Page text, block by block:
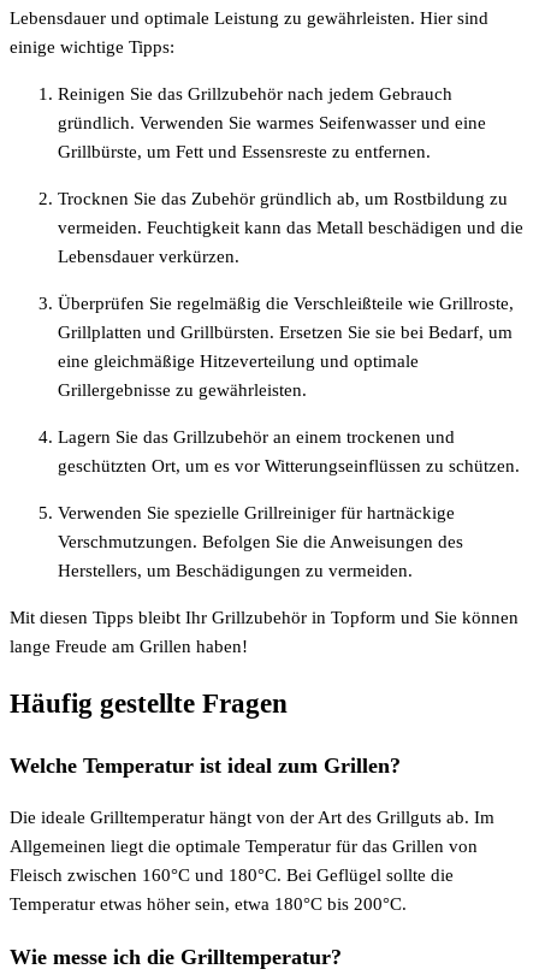
Lebensdauer und optimale Leistung zu gewährleisten. Hier sind
einige wichtige Tipps:
Reinigen Sie das Grillzubehör nach jedem Gebrauch
gründlich. Verwenden Sie warmes Seifenwasser und eine
Grillbürste, um Fett und Essensreste zu entfernen.
Trocknen Sie das Zubehör gründlich ab, um Rostbildung zu
vermeiden. Feuchtigkeit kann das Metall beschädigen und die
Lebensdauer verkürzen.
Überprüfen Sie regelmäßig die Verschleißteile wie Grillroste,
Grillplatten und Grillbürsten. Ersetzen Sie sie bei Bedarf, um
eine gleichmäßige Hitzeverteilung und optimale
Grillergebnisse zu gewährleisten.
Lagern Sie das Grillzubehör an einem trockenen und
geschützten Ort, um es vor Witterungseinflüssen zu schützen.
Verwenden Sie spezielle Grillreiniger für hartnäckige
Verschmutzungen. Befolgen Sie die Anweisungen des
Herstellers, um Beschädigungen zu vermeiden.
Mit diesen Tipps bleibt Ihr Grillzubehör in Topform und Sie können
lange Freude am Grillen haben!
Häufig gestellte Fragen
Welche Temperatur ist ideal zum Grillen?
Die ideale Grilltemperatur hängt von der Art des Grillguts ab. Im
Allgemeinen liegt die optimale Temperatur für das Grillen von
Fleisch zwischen 160°C und 180°C. Bei Geflügel sollte die
Temperatur etwas höher sein, etwa 180°C bis 200°C.
Wie messe ich die Grilltemperatur?